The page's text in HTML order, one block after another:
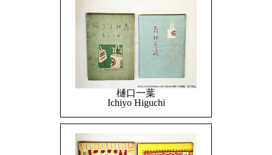
樋口一葉
Ichiyo Higuchi